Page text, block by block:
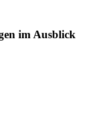
im Ausblick